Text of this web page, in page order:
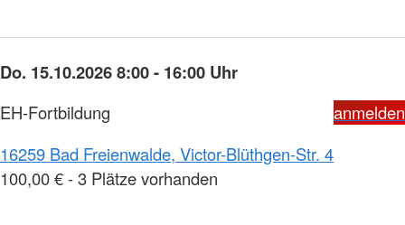
Do. 15.10.2026 8:00 - 16:00 Uhr
EH-Fortbildung
anmelden
16259 Bad Freienwalde, Victor-Blüthgen-Str. 4
100,00 € - 3 Plätze vorhanden